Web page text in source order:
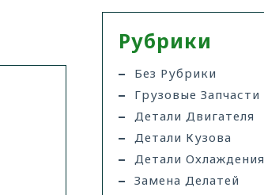
Рубрики
Без Рубрики
Грузовые Запчасти
Детали Двигателя
Детали Кузова
Детали Охлаждения
Замена Делатей